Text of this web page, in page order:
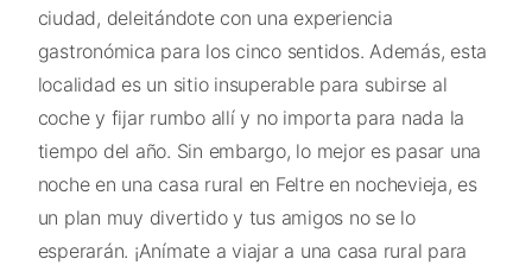
ciudad, deleitándote con una experiencia
gastronómica para los cinco sentidos. Además, esta
localidad es un sitio insuperable para subirse al
coche y fijar rumbo allí y no importa para nada la
tiempo del año. Sin embargo, lo mejor es pasar una
noche en una casa rural en Feltre en nochevieja, es
un plan muy divertido y tus amigos no se lo
esperarán. ¡Anímate a viajar a una casa rural para